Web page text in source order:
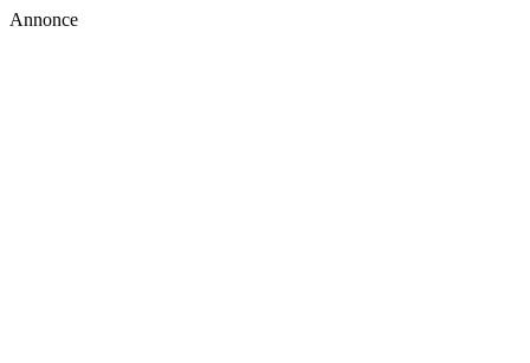
Annonce